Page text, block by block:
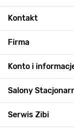
Kontakt
Firma
Konto i
Salony
Serwis Zibi